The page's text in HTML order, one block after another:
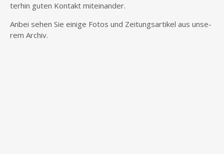
ter­hin guten Kon­takt miteinander.
Anbei sehen Sie eini­ge Fotos und Zei­tungs­ar­ti­kel aus unse­
rem Archiv.